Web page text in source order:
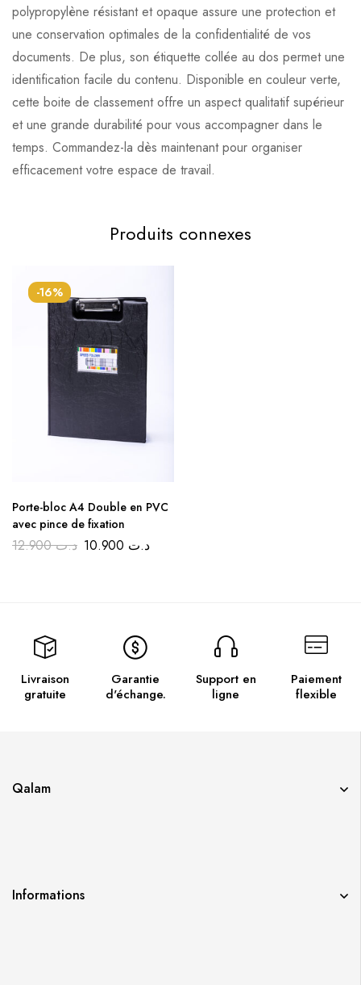
polypropylène résistant et opaque assure une protection et
une conservation optimales de la confidentialité de vos
documents. De plus, son étiquette collée au dos permet une
identification facile du contenu. Disponible en couleur verte,
cette boite de classement offre un aspect qualitatif supérieur
et une grande durabilité pour vous accompagner dans le
temps. Commandez-la dès maintenant pour organiser
efficacement votre espace de travail.
Produits connexes
-16%
Porte-bloc A4 Double en PVC
avec pince de fixation
د.ت12.900 د.ت
Livraison
gratuite
Garantie
d'échange.
Support en
ligne
Paiement
flexible
Qalam
Informations